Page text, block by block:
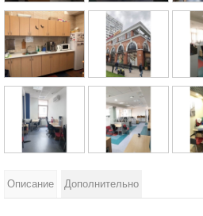
Описание Дополнительно